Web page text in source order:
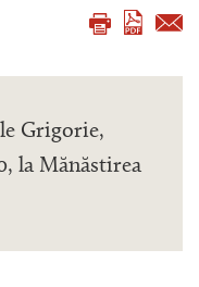
Grigorie,
la Mănăstirea